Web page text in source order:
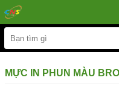
MỰC IN PHUN MÀU